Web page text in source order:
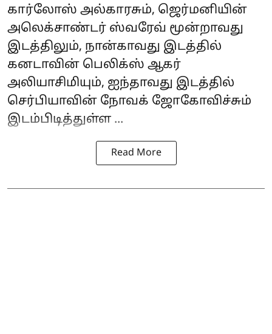
கார்லோஸ் அல்காரசும், ஜெர்மனியின்
அலெக்சாண்டர் ஸ்வரேவ் மூன்றாவது
இடத்திலும், நான்காவது இடத்தில்
கனடாவின் பெலிக்ஸ் ஆகர்
அலியாசிமியும், ஐந்தாவது இடத்தில்
செர்பியாவின் நோவக் ஜோகோவிச்சும்
இடம்பிடித்துள்ள ...
Read More